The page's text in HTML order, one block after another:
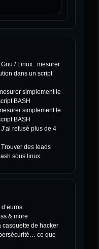
Gnu / Linux : mesurer
dans un script
simplement le
BASH
simplement le
BASH
J’ai refusé plus de 4
Trouver des leads
sous linux
& more
casquette de hacker
ce que